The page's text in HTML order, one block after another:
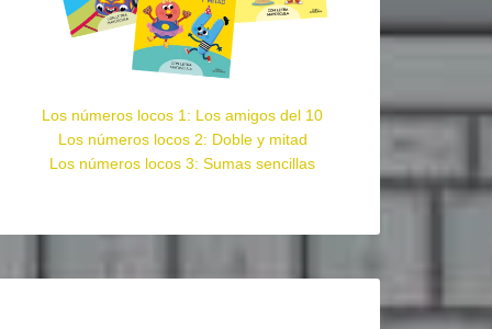
Los números locos 1: Los amigos del 10
Los números locos 2: Doble y mitad
Los números locos 3: Sumas sencillas